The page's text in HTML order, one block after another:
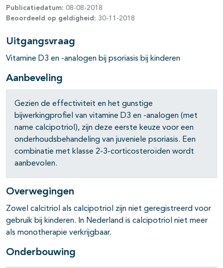
open- en dichtklappen
open- en dichtklappen
open- en dichtklappen
open- en dichtklappen
Publicatiedatum: 08-08-2018
Beoordeeld op geldigheid: 30-11-2018
Uitgangsvraag
Vitamine D3 en -analogen bij psoriasis bij kinderen
Aanbeveling
Gezien de effectiviteit en het gunstige
bijwerkingprofiel van vitamine D3 en -analogen (met
name calcipotriol), zijn deze eerste keuze voor een
onderhoudsbehandeling van juveniele psoriasis. Een
combinatie met klasse 2-3-corticosteroïden wordt
aanbevolen.
Overwegingen
Zowel calcitriol als calcipotriol zijn niet geregistreerd voor
gebruik bij kinderen. In Nederland is calcipotriol niet meer
als monotherapie verkrijgbaar.
Onderbouwing